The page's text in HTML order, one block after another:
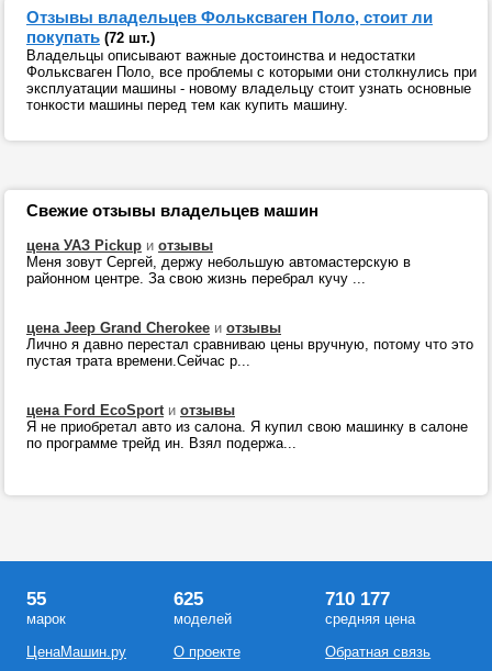
Отзывы владельцев Фольксваген Поло, стоит ли
покупать (72 шт.)
Владельцы описывают важные достоинства и недостатки
Фольксваген Поло, все проблемы с которыми они столкнулись при
эксплуатации машины - новому владельцу стоит узнать основные
тонкости машины перед тем как купить машину.
Свежие отзывы владельцев машин
цена УАЗ Pickup и отзывы
Меня зовут Сергей, держу небольшую автомастерскую в
районном центре. За свою жизнь перебрал кучу ...
цена Jeep Grand Cherokee и отзывы
Лично я давно перестал сравниваю цены вручную, потому что это
пустая трата времени.Сейчас р...
цена Ford EcoSportи отзывы
Я не приобретал авто из салона. Я купил свою машинку в салоне
по программе трейд ин. Взял подержа...
55
марок
ЦенаМашин.ру
625
моделей
О проекте
710 177
средняя цена
Обратная связь